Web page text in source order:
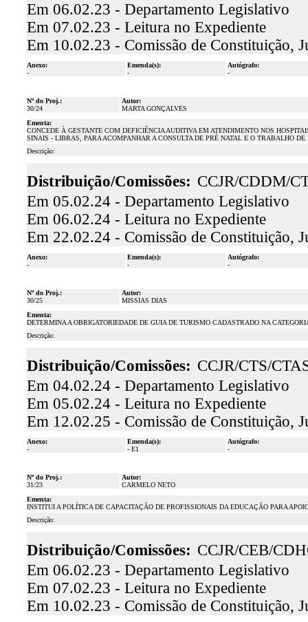
Em 06.02.23 - Departamento Legislativo
Em 07.02.23 - Leitura no Expediente
Em 10.02.23 - Comissão de Constituição,
Anexo:
-
Emenda(s):
-
Autógrafo:
-
Nº do Proj.:
30/24
Autor:
MARTA GONÇALVES
Ementa:
CONCEDE À GESTANTE COM DEFICIÊNCIA AUDITIVA EM ATENDIMENTO NOS
SINAIS - LIBRAS, PARA ACOMPANHAR A CONSULTA DE PRÉ NATAL E O TRABALHO DE
Descrição:
Distribuição/Comissões: CCJR/CDDM/
Em 05.02.24 - Departamento Legislativo
Em 06.02.24 - Leitura no Expediente
Em 22.02.24 - Comissão de Constituição,
Anexo:
-
Emenda(s):
-
Autógrafo:
-
Nº do Proj.:
30/25
Autor:
MISSIAS DIAS
Ementa:
DETERMINA A OBRIGATORIEDADE DE GUIA DE TURISMO CADASTRADO NA
Descrição:
Distribuição/Comissões: CCJR/CTS/
Em 04.02.24 - Departamento Legislativo
Em 05.02.24 - Leitura no Expediente
Em 12.02.25 - Comissão de Constituição,
Anexo:
-
Emenda(s):
- E1
Autógrafo:
-
Nº do Proj.:
31/23
Autor:
CARMELO NETO
Ementa:
INSTITUI A POLÍTICA DE CAPACITAÇÃO DE PROFISSIONAIS DA EDUCAÇÃO PARA
Descrição:
Distribuição/Comissões: CCJR/CEB/
Em 06.02.23 - Departamento Legislativo
Em 07.02.23 - Leitura no Expediente
Em 10.02.23 - Comissão de Constituição,